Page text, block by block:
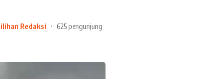
Redaksi 625 pengunjung